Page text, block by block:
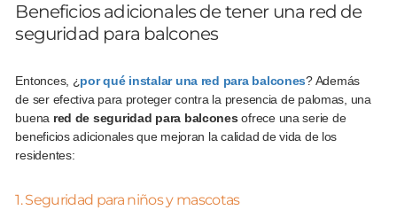
Beneficios adicionales de tener una red de
seguridad para balcones
Entonces, ¿por qué instalar una red para balcones? Además
de ser efectiva para proteger contra la presencia de palomas, una
buena red de seguridad para balcones ofrece una serie de
beneficios adicionales que mejoran la calidad de vida de los
residentes:
1. Seguridad para niños y mascotas